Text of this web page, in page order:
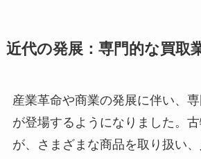
近代の発展：専門的な買取
産業革命や商業の発展に伴い、
が登場するようになりました。
が、さまざまな商品を取り扱い